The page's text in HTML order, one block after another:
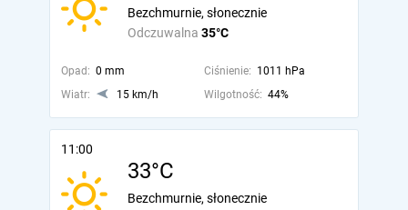
Odczuwalna 35°C
Bezchmurnie, słonecznie
Opad: 0 mm Ciśnienie: 1011 hPa
Wiatr:
15 km/h Wilgotność: 44%
11:00
33°C
Bezchmurnie, słonecznie